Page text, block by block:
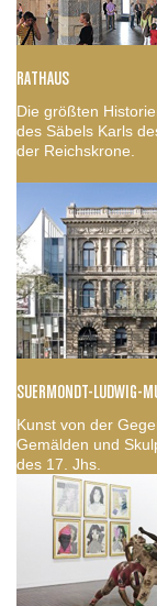
RATHAUS
Die größten
des Säbels Karls
der Reichskrone.
SUERMONDT-LUDWIG-
Kunst von der
Gemälden und
des 17. Jhs.